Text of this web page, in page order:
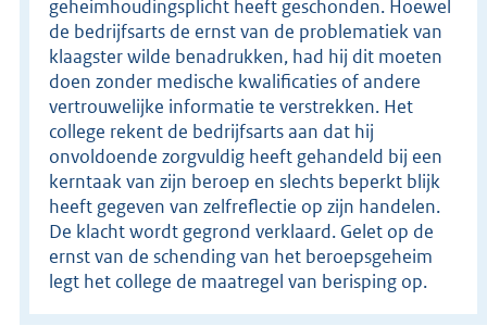
geheimhoudingsplicht heeft geschonden. Hoewel
de bedrijfsarts de ernst van de problematiek van
klaagster wilde benadrukken, had hij dit moeten
doen zonder medische kwalificaties of andere
vertrouwelijke informatie te verstrekken. Het
college rekent de bedrijfsarts aan dat hij
onvoldoende zorgvuldig heeft gehandeld bij een
kerntaak van zijn beroep en slechts beperkt blijk
heeft gegeven van zelfreflectie op zijn handelen.
De klacht wordt gegrond verklaard. Gelet op de
ernst van de schending van het beroepsgeheim
legt het college de maatregel van berisping op.